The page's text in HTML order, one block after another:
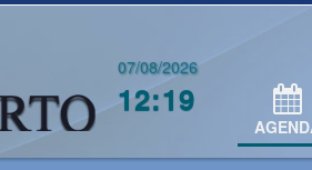
07/08/2026
12:19